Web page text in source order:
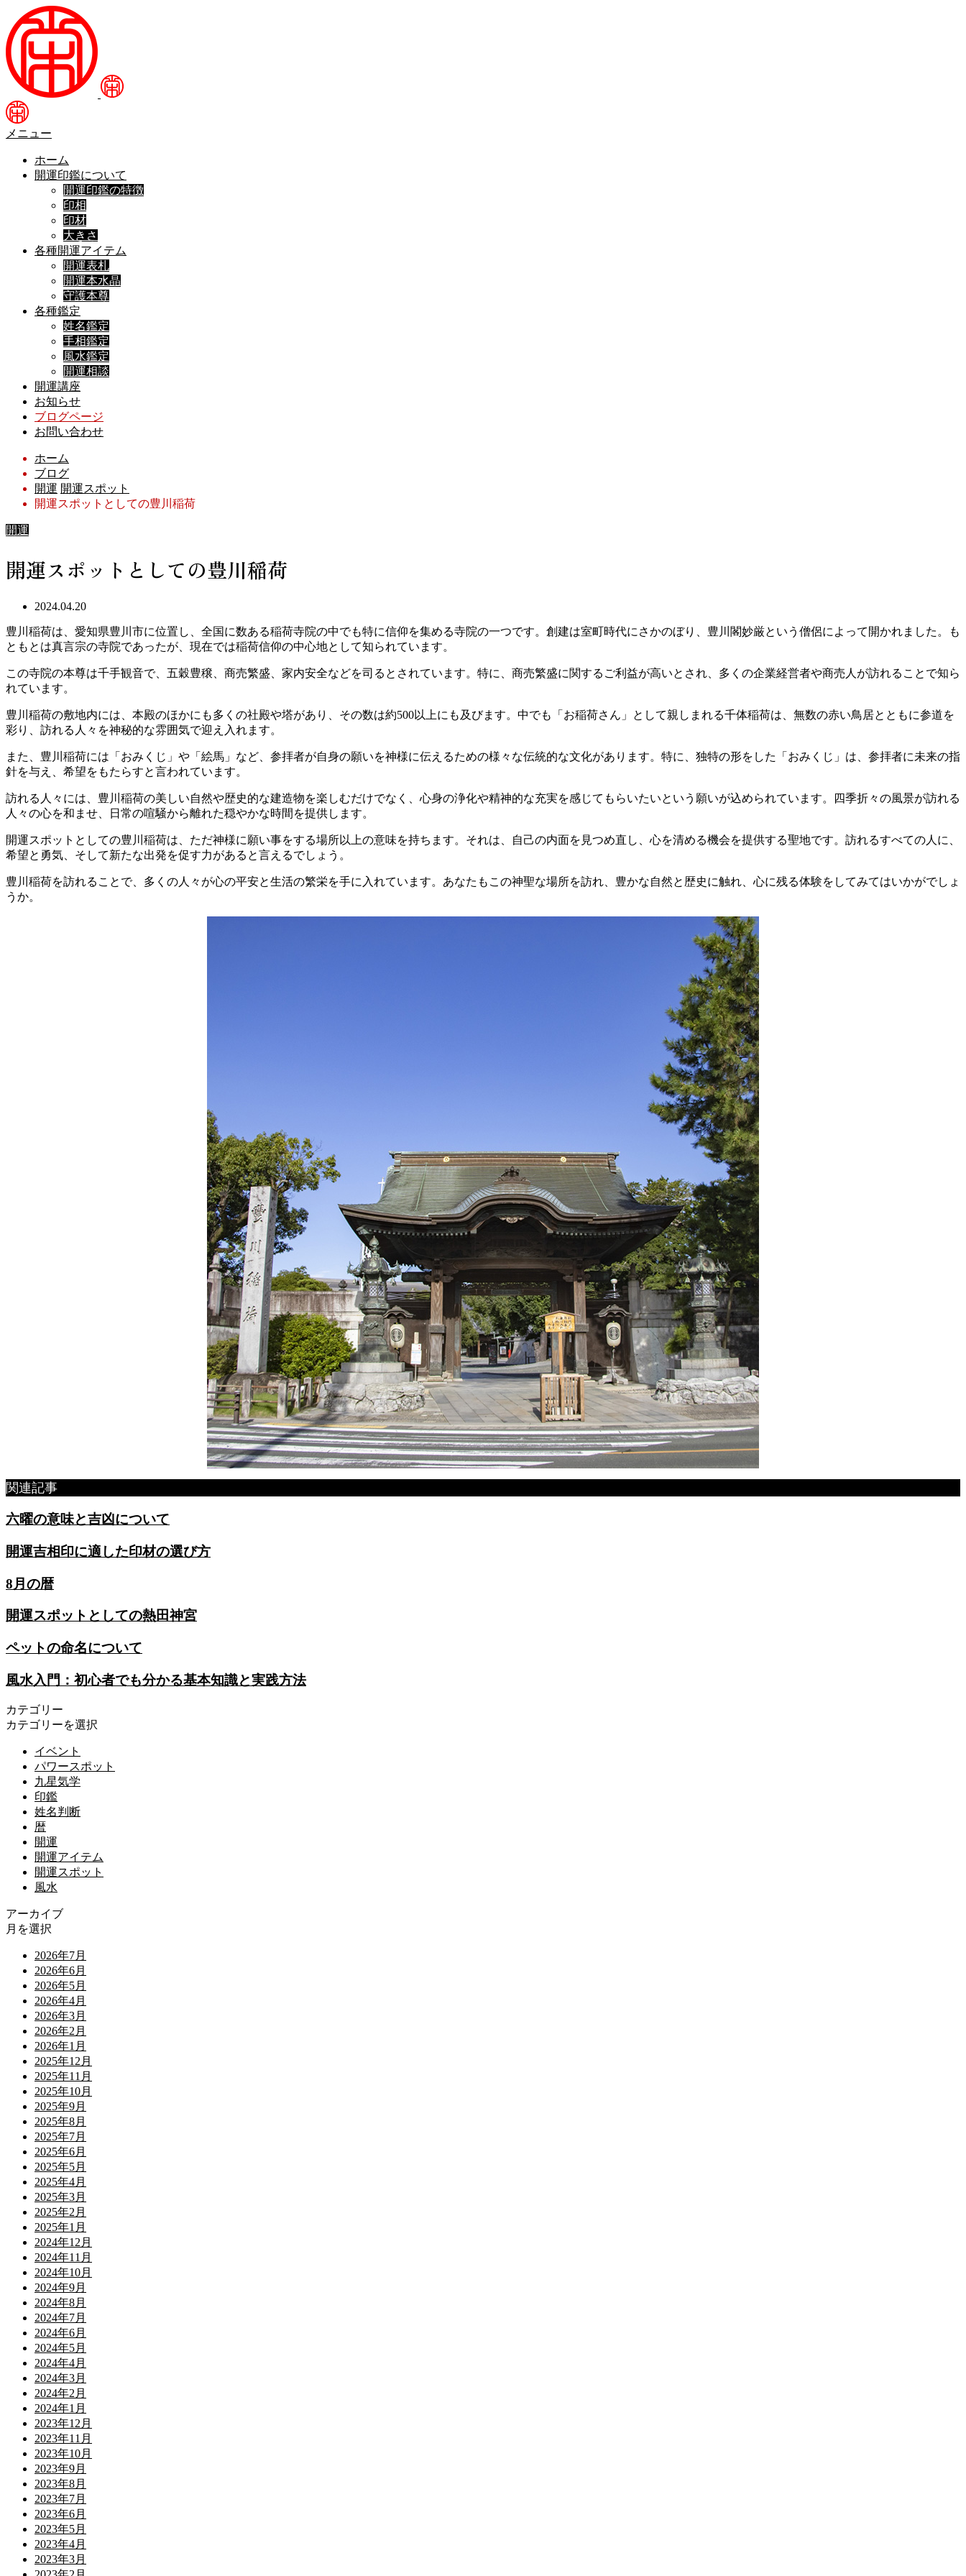
メニュー
ホーム
開運印鑑について
開運印鑑の特徴
印相
印材
大きさ
各種開運アイテム
開運表札
開運本水晶
守護本尊
各種鑑定
姓名鑑定
手相鑑定
風水鑑定
開運相談
開運講座
お知らせ
ブログページ
お問い合わせ
ホーム
ブログ
開運 開運スポット
開運スポットとしての豊川稲荷
開運
開運スポットとしての豊川稲荷
2024.04.20
豊川稲荷は、愛知県豊川市に位置し、全国に数ある稲荷寺院の中でも特に信仰を集める寺院の一つです。創建は室町時代にさかのぼり、豊川閣妙厳という僧侶によって開かれました。も
ともとは真言宗の寺院であったが、現在では稲荷信仰の中心地として知られています。
この寺院の本尊は千手観音で、五穀豊穣、商売繁盛、家内安全などを司るとされています。特に、商売繁盛に関するご利益が高いとされ、多くの企業経営者や商売人が訪れることで知ら
れています。
豊川稲荷の敷地内には、本殿のほかにも多くの社殿や塔があり、その数は約500以上にも及びます。中でも「お稲荷さん」として親しまれる千体稲荷は、無数の赤い鳥居とともに参道を
彩り、訪れる人々を神秘的な雰囲気で迎え入れます。
また、豊川稲荷には「おみくじ」や「絵馬」など、参拝者が自身の願いを神様に伝えるための様々な伝統的な文化があります。特に、独特の形をした「おみくじ」は、参拝者に未来の指
針を与え、希望をもたらすと言われています。
訪れる人々には、豊川稲荷の美しい自然や歴史的な建造物を楽しむだけでなく、心身の浄化や精神的な充実を感じてもらいたいという願いが込められています。四季折々の風景が訪れる
人々の心を和ませ、日常の喧騒から離れた穏やかな時間を提供します。
開運スポットとしての豊川稲荷は、ただ神様に願い事をする場所以上の意味を持ちます。それは、自己の内面を見つめ直し、心を清める機会を提供する聖地です。訪れるすべての人に、
希望と勇気、そして新たな出発を促す力があると言えるでしょう。
豊川稲荷を訪れることで、多くの人々が心の平安と生活の繁栄を手に入れています。あなたもこの神聖な場所を訪れ、豊かな自然と歴史に触れ、心に残る体験をしてみてはいかがでしょ
うか。
関連記事
六曜の意味と吉凶について
開運吉相印に適した印材の選び方
8月の暦
開運スポットとしての熱田神宮
ペットの命名について
風水入門：初心者でも分かる基本知識と実践方法
カテゴリー
カテゴリーを選択
イベント
パワースポット
九星気学
印鑑
姓名判断
暦
開運
開運アイテム
開運スポット
風水
アーカイブ
月を選択
2026年7月
2026年6月
2026年5月
2026年4月
2026年3月
2026年2月
2026年1月
2025年12月
2025年11月
2025年10月
2025年9月
2025年8月
2025年7月
2025年6月
2025年5月
2025年4月
2025年3月
2025年2月
2025年1月
2024年12月
2024年11月
2024年10月
2024年9月
2024年8月
2024年7月
2024年6月
2024年5月
2024年4月
2024年3月
2024年2月
2024年1月
2023年12月
2023年11月
2023年10月
2023年9月
2023年8月
2023年7月
2023年6月
2023年5月
2023年4月
2023年3月